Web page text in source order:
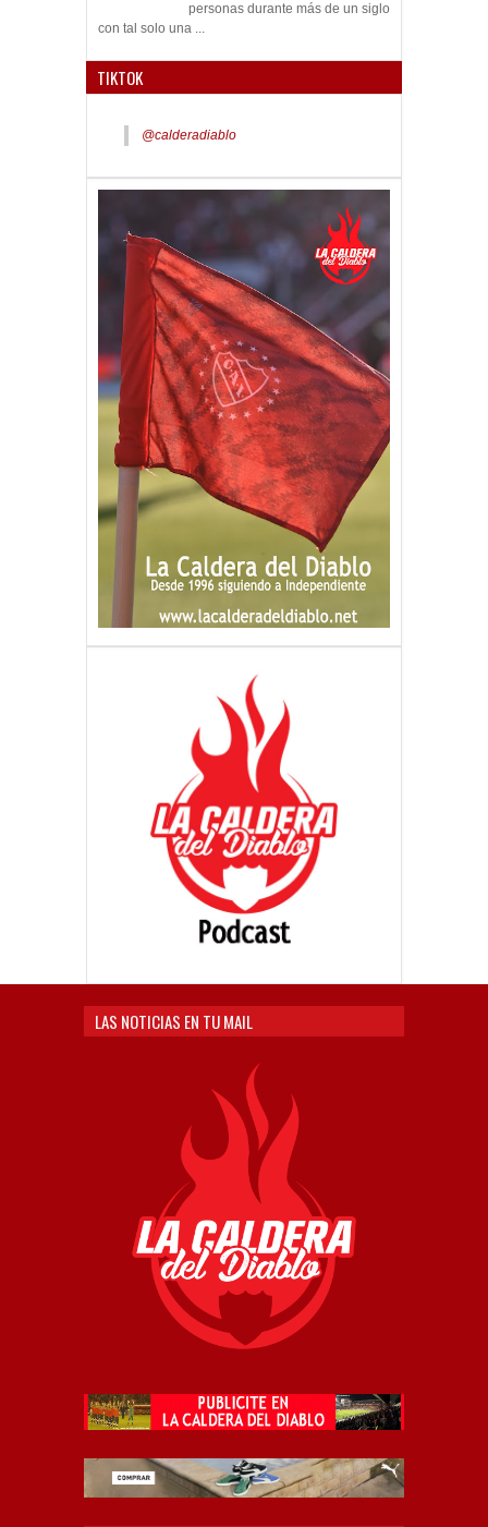
personas durante más de un siglo
con tal solo una ...
TIKTOK
@calderadiablo
LAS NOTICIAS EN TU MAIL